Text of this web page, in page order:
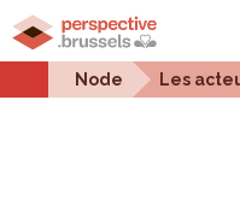
Home Urban
Node Les